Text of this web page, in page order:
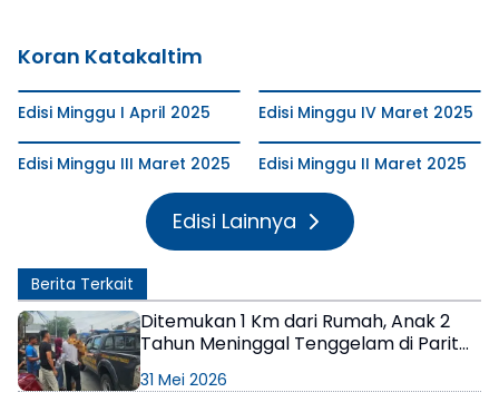
Koran Katakaltim
Edisi Minggu I April 2025 Edisi Minggu IV Maret 2025
Edisi Minggu III Maret 2025 Edisi Minggu II Maret 2025
Edisi Lainnya
Berita Terkait
Ditemukan 1 Km dari Rumah, Anak 2
Tahun Meninggal Tenggelam di Parit
31 Mei 2026